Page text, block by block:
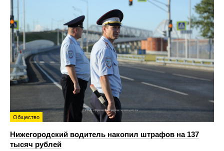
Общество
Нижегородский водитель накопил штрафов на 137
тысяч рублей